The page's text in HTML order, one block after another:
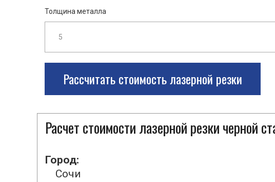
Толщина металла
Рассчитать стоимость лазерной резки
Расчет стоимости лазерной резки черной
Город:
Сочи